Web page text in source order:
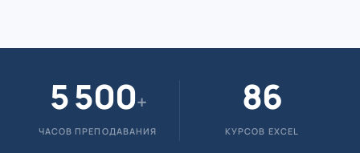
5 500+
ЧАСОВ ПРЕПОДАВАНИЯ
86
КУРСОВ EXCEL